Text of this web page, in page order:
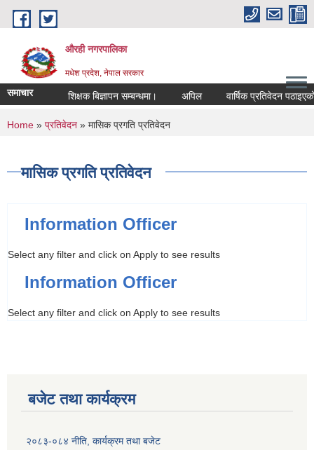
Skip to main content
औरही नगरपालिका
मधेश प्रदेश, नेपाल सरकार
समाचार शिक्षक बिज्ञापन सम्बन्धमा। अपिल वार्षिक प्रतिवेदन पठाइएको
You are here
Home » प्रतिवेदन » मासिक प्रगति प्रतिवेदन
मासिक प्रगति प्रतिवेदन
Information Officer
Select any filter and click on Apply to see results
Information Officer
Select any filter and click on Apply to see results
बजेट तथा कार्यक्रम
२०८३-०८४ नीति, कार्यक्रम तथा बजेट